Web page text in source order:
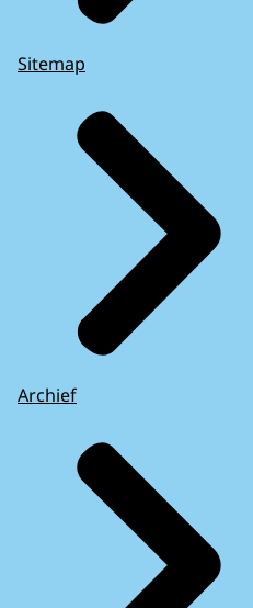
Sitemap
Archief